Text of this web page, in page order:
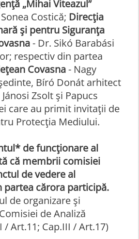
„Mihai Viteazul”
Costică; Direcţia
şi pentru Siguranţa
- Dr. Sikó Barabási
respectiv din partea
Covasna- Nagy
Bíró Donát arhitect
Zsolt şi Papucs
care au primit invitaţii de
Protecţia Mediului.
de funcţionare al
că membrii comisiei
de vedere al
cărora participă.
de organizare şi
de Analiză
/ Art.11; Cap.III / Art.17)